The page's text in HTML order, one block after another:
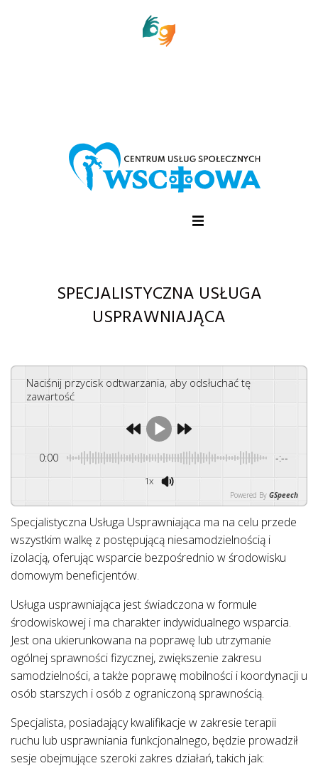
SPECJALISTYCZNA USŁUGA
USPRAWNIAJĄCA
Naciśnij przycisk odtwarzania, aby odsłuchać tę
zawartość
0:00 -:--
1x
Powered By GSpeech
Specjalistyczna Usługa Usprawniająca ma na celu przede
wszystkim walkę z postępującą niesamodzielnością i
izolacją, oferując wsparcie bezpośrednio w środowisku
domowym beneficjentów.
Usługa usprawniająca jest świadczona w formule
środowiskowej i ma charakter indywidualnego wsparcia.
Jest ona ukierunkowana na poprawę lub utrzymanie
ogólnej sprawności fizycznej, zwiększenie zakresu
samodzielności, a także poprawę mobilności i koordynacji u
osób starszych i osób z ograniczoną sprawnością.
Specjalista, posiadający kwalifikacje w zakresie terapii
ruchu lub usprawniania funkcjonalnego, będzie prowadził
sesje obejmujące szeroki zakres działań, takich jak: